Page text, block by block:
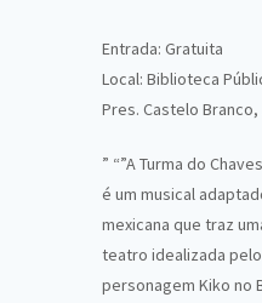
Entrada: Gratuita
Local: Biblioteca
Pres. Castelo
” “”A Turma do
é um musical
mexicana que traz
teatro idealizada
personagem Kiko no